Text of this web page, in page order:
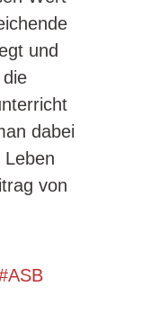
und
dabei
von
ASB